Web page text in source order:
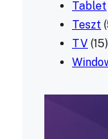
Tablet
Teszt
TV (15)